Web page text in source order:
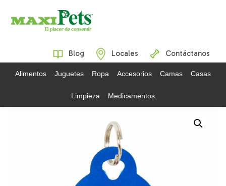
Blog Locales Contáctanos
Alimentos Juguetes Ropa Accesorios Camas Casas
Limpieza Medicamentos